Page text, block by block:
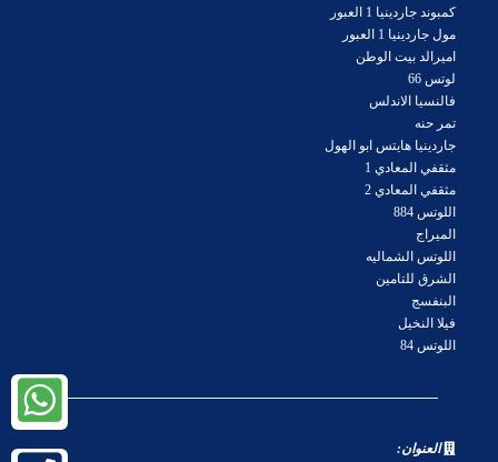
كمبوند جاردينيا 1 العبور
مول جاردينيا 1 العبور
اميرالد بيت الوطن
لوتس 66
فالنسيا الاندلس
تمر حنه
جاردينيا هايتس ابو الهول
مثقفي المعادي 1
مثقفي المعادي 2
اللوتس 884
الميراج
اللوتس الشماليه
الشرق للتامين
البنفسج
فيلا النخيل
اللوتس 84
العنوان: